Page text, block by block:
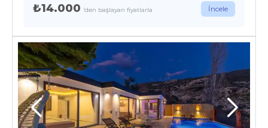
₺14.000 'den başlayan fiyatlarla İncele